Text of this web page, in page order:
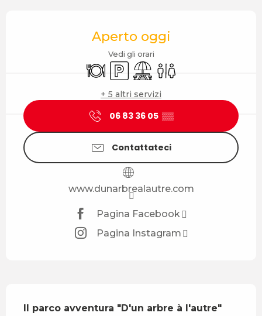
Aperto oggi
Vedi gli orari
RistoranteParcheggio
Area picnicServizi igienici
+ 5 altri servizi
06 83 36 05 ▒▒
Contattateci
www.dunarbrealautre.com
Pagina Facebook
Pagina Instagram
Il parco avventura "D'un arbre à l'autre"